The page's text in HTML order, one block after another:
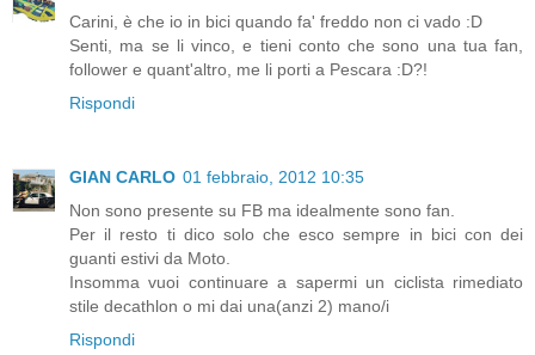
Carini, è che io in bici quando fa' freddo non ci vado :D
Senti, ma se li vinco, e tieni conto che sono una tua fan,
follower e quant'altro, me li porti a Pescara :D?!
Rispondi
GIAN CARLO 01 febbraio, 2012 10:35
Non sono presente su FB ma idealmente sono fan.
Per il resto ti dico solo che esco sempre in bici con dei
guanti estivi da Moto.
Insomma vuoi continuare a sapermi un ciclista rimediato
stile decathlon o mi dai una(anzi 2) mano/i
Rispondi